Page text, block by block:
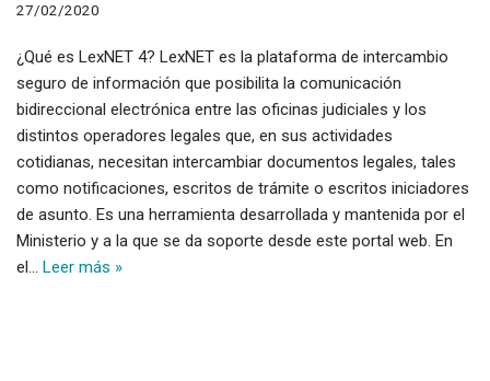
27/02/2020
¿Qué es LexNET 4? LexNET es la plataforma de intercambio
seguro de información que posibilita la comunicación
bidireccional electrónica entre las oficinas judiciales y los
distintos operadores legales que, en sus actividades
cotidianas, necesitan intercambiar documentos legales, tales
como notificaciones, escritos de trámite o escritos iniciadores
de asunto. Es una herramienta desarrollada y mantenida por el
Ministerio y a la que se da soporte desde este portal web. En
el… Leer más »